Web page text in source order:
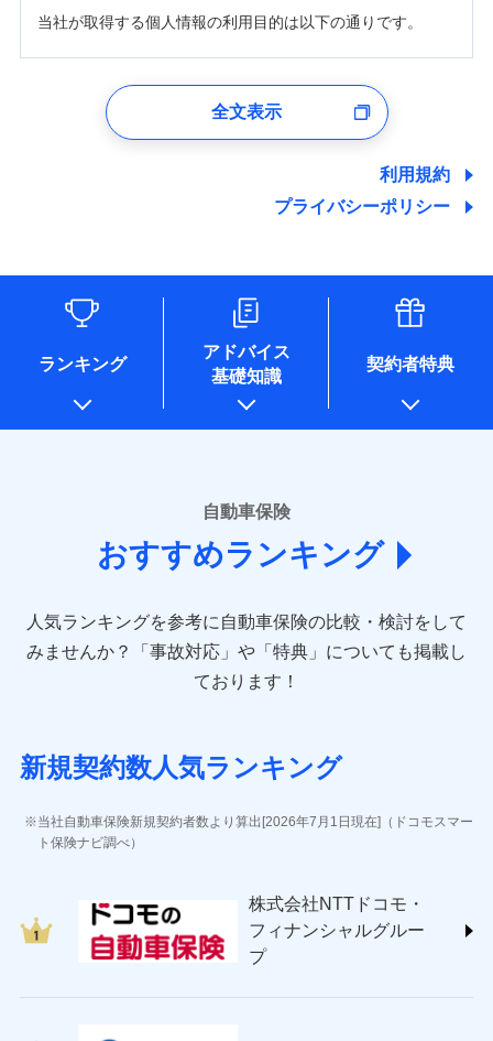
当社が取得する個人情報の利用目的は以下の通りです。
ユーザー登録受付および、管理のため
しくは委託を受けている保険会社・提携会社の保険その他に
関する情報を提供し、金融商品等の契約を勧奨するため、ま
た維持管理等の委託業務遂行のため、またそれらに付帯、関
情報を取引のある他の保険会社の商品・サービスをご提案す
るために利用させていただくことがあります。）
各種セミナーの開催のため
コンサルティングサービスの実施のため
アンケートやキャンペーン等の実施のため
上記に係る案内・手続き・管理等付帯業務を行うため
* 当社が委託を受けている保険会社の情報は、保険会社のホ
ームページに掲載しておりますので、ご確認ください。
あいおいニッセイ同和損害保険株式会社
(https://www.aioinissaydowa.co.jp/)
アクサ損害保険株式会社 (https://www.axa-
direct.co.jp/)
sompo.co.jp/)
東京海上ダイレクト損害保険株式会社 (https://www.e-
AIG損害保険株式会社 (https://www.aig.co.jp/sonpo)
ジェイアイ傷害火災保険株式会社
ソニー損害保険株式会社
(https://www.sonysonpo.co.jp/)
ＳＯＭＰＯダイレクト損害保険株式会社
(https://www.sompo-direct.co.jp/)
チューリッヒ保険会社 (https://www.zurich.co.jp/)
全文表示
利用規約
プライバシーポリシー
ランキング
アドバイス
基礎知識
契約者特典
自動車保険
おすすめランキング
人気ランキングを参考に自動車保険の比較・検討をして
みませんか？
「事故対応」や「特典」についても掲載し
ております！
新規契約数人気ランキング
当社自動車保険新規契約者数より算出[2026年7月1日現在]（ドコモスマー
ト保険ナビ調べ）
株式会社NTTドコモ・
フィナンシャルグルー
プ